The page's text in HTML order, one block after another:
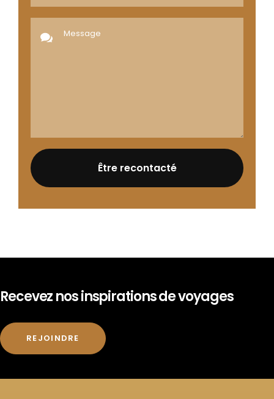
Recevez nos inspirations de voyages
REJOINDRE